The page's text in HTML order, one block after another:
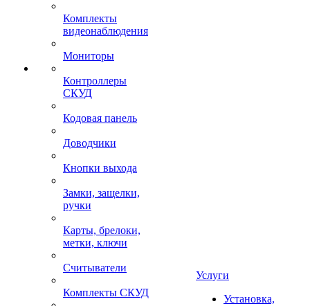
Комплекты
видеонаблюдения
Мониторы
Контроллеры
СКУД
Кодовая панель
Доводчики
Кнопки выхода
Замки, защелки,
ручки
Карты, брелоки,
метки, ключи
Считыватели
Комплекты СКУД
Услуги
Установка,